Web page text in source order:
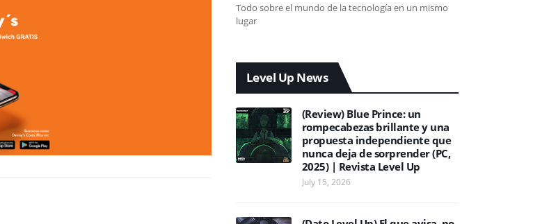
Todo sobre el mundo de la tecnología en un mismo
lugar
Level Up News
(Review) Blue Prince: un
rompecabezas brillante y una
propuesta independiente que
nunca deja de sorprender (PC,
2025) | Revista Level Up
July 15, 2026